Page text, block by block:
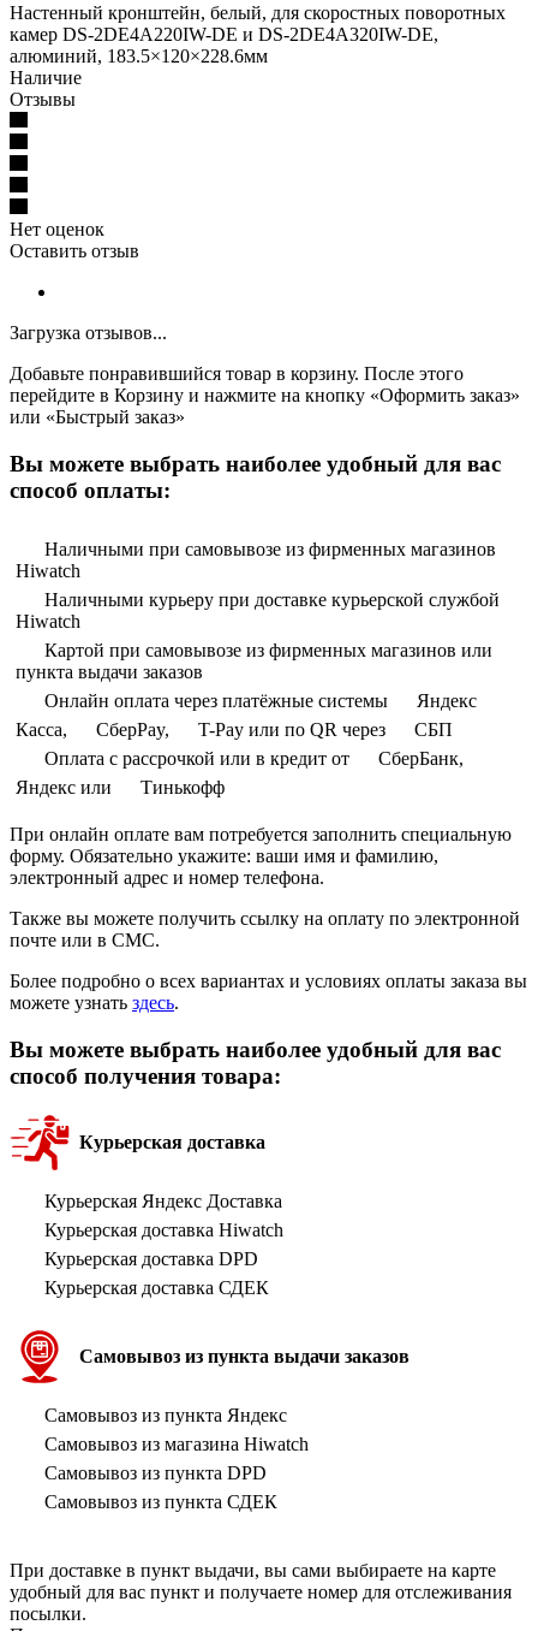
Настенный кронштейн, белый, для скоростных поворотных
камер DS-2DE4A220IW-DE и DS-2DE4A320IW-DE,
алюминий, 183.5×120×228.6мм
Наличие
Отзывы
Нет оценок
Оставить отзыв
Загрузка отзывов...
Добавьте понравившийся товар в корзину. После этого
перейдите в Корзину и нажмите на кнопку «Оформить заказ»
или «Быстрый заказ»
Вы можете выбрать наиболее удобный для вас
способ оплаты:
Наличными при самовывозе из фирменных магазинов
Hiwatch
Наличными курьеру при доставке курьерской службой
Hiwatch
Картой при самовывозе из фирменных магазинов или
пункта выдачи заказов
Онлайн оплата через платёжные системы
Яндекс
Касса,
СберPay, T-Pay или по QR через
СБП
Оплата с рассрочкой или в кредит от
СберБанк,
Яндекс или
Тинькофф
При онлайн оплате вам потребуется заполнить специальную
форму. Обязательно укажите: ваши имя и фамилию,
электронный адрес и номер телефона.
Также вы можете получить ссылку на оплату по электронной
почте или в СМС.
Более подробно о всех вариантах и условиях оплаты заказа вы
можете узнать здесь.
Вы можете выбрать наиболее удобный для вас
способ получения товара:
Курьерская доставка
Курьерская Яндекс Доставка
Курьерская доставка Hiwatch
Курьерская доставка DPD
Курьерская доставка СДЕК
Самовывоз из пункта выдачи заказов
Самовывоз из пункта Яндекс
Самовывоз из магазина Hiwatch
Самовывоз из пункта DPD
Самовывоз из пункта СДЕК
При доставке в пункт выдачи, вы сами выбираете на карте
удобный для вас пункт и получаете номер для отслеживания
посылки.